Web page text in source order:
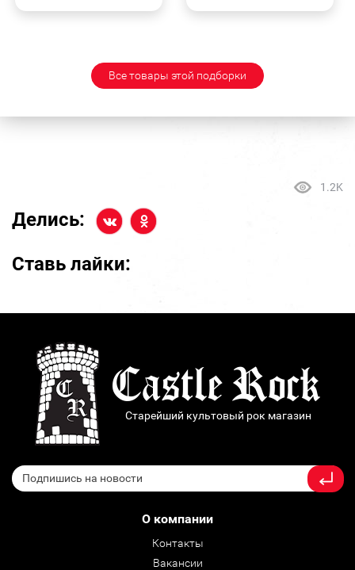
Все товары этой подборки
1.2K
Делись:
Ставь лайки:
Старейший культовый рок магазин
О компании
Контакты
Вакансии